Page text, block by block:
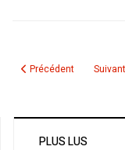
Article précédent : Des
Précédent Article
Suivant
PLUS LUS